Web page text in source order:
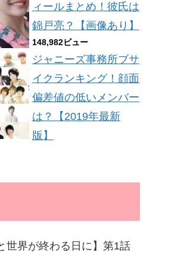
ィールまとめ！彼氏は
錦戸亮？【画像あり】
148,982ビュー
ジャニーズ事務所ブサ
イクランキング！顔面
偏差値の低いメンバー
は？【2019年最新
版】
世界が終わる日に】第1話